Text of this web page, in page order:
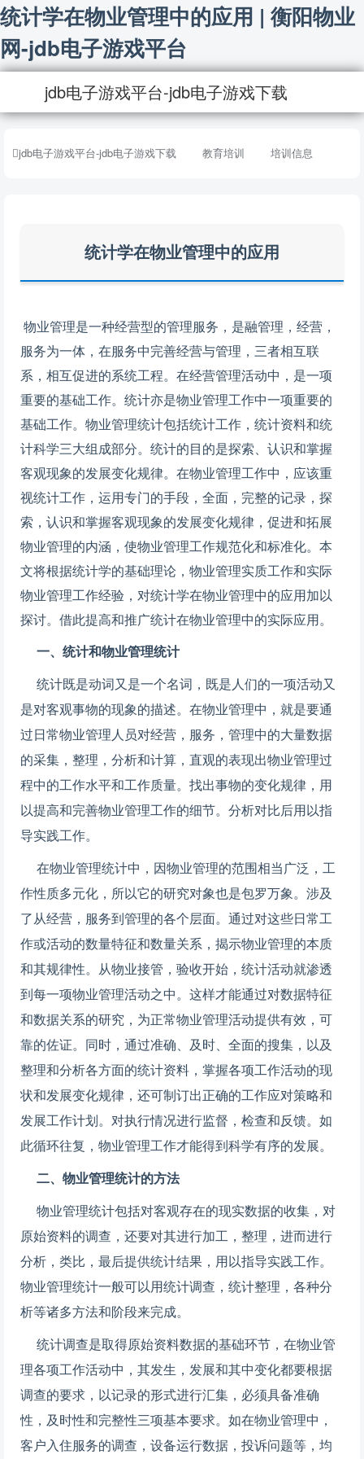
统计学在物业管理中的应用 | 衡阳物业
网-jdb电子游戏平台
jdb电子游戏平台-jdb电子游戏下载
jdb电子游戏平台-jdb电子游戏下载 教育培训 培训信息
统计学在物业管理中的应用
物业管理是一种经营型的管理服务，是融管理，经营，
服务为一体，在服务中完善经营与管理，三者相互联
系，相互促进的系统工程。在经营管理活动中，是一项
重要的基础工作。统计亦是物业管理工作中一项重要的
基础工作。物业管理统计包括统计工作，统计资料和统
计科学三大组成部分。统计的目的是探索、认识和掌握
客观现象的发展变化规律。在物业管理工作中，应该重
视统计工作，运用专门的手段，全面，完整的记录，探
索，认识和掌握客观现象的发展变化规律，促进和拓展
物业管理的内涵，使物业管理工作规范化和标准化。本
文将根据统计学的基础理论，物业管理实质工作和实际
物业管理工作经验，对统计学在物业管理中的应用加以
探讨。借此提高和推广统计在物业管理中的实际应用。
一、统计和物业管理统计
统计既是动词又是一个名词，既是人们的一项活动又
是对客观事物的现象的描述。在物业管理中，就是要通
过日常物业管理人员对经营，服务，管理中的大量数据
的采集，整理，分析和计算，直观的表现出物业管理过
程中的工作水平和工作质量。找出事物的变化规律，用
以提高和完善物业管理工作的细节。分析对比后用以指
导实践工作。
在物业管理统计中，因物业管理的范围相当广泛，工
作性质多元化，所以它的研究对象也是包罗万象。涉及
了从经营，服务到管理的各个层面。通过对这些日常工
作或活动的数量特征和数量关系，揭示物业管理的本质
和其规律性。从物业接管，验收开始，统计活动就渗透
到每一项物业管理活动之中。这样才能通过对数据特征
和数据关系的研究，为正常物业管理活动提供有效，可
靠的佐证。同时，通过准确、及时、全面的搜集，以及
整理和分析各方面的统计资料，掌握各项工作活动的现
状和发展变化规律，还可制订出正确的工作应对策略和
发展工作计划。对执行情况进行监督，检查和反馈。如
此循环往复，物业管理工作才能得到科学有序的发展。
二、物业管理统计的方法
物业管理统计包括对客观存在的现实数据的收集，对
原始资料的调查，还要对其进行加工，整理，进而进行
分析，类比，最后提供统计结果，用以指导实践工作。
物业管理统计一般可以用统计调查，统计整理，各种分
析等诸多方法和阶段来完成。
统计调查是取得原始资料数据的基础环节，在物业管
理各项工作活动中，其发生，发展和其中变化都要根据
调查的要求，以记录的形式进行汇集，必须具备准确
性，及时性和完整性三项基本要求。如在物业管理中，
客户入住服务的调查，设备运行数据，投诉问题等，均